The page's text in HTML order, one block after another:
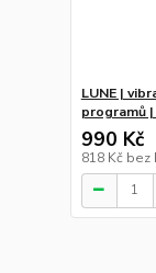
LUNE |
programů |
990 Kč
818 Kč bez